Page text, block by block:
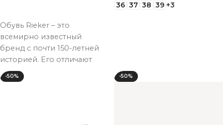
Обувь Rieker – это
всемирно известный
бренд с почти 150-летней
историей. Его отличают
удобство колодки,
достаточная полнота, как в
36 37 38 39 +3
-50% -50%